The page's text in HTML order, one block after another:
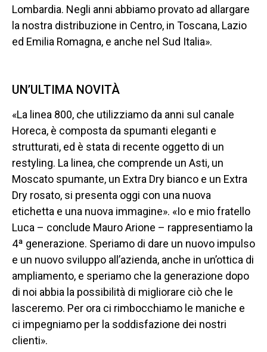
Lombardia. Negli anni abbiamo provato ad allargare
la nostra distribuzione in Centro, in Toscana, Lazio
ed Emilia Romagna, e anche nel Sud Italia».
UN’ULTIMA NOVITÀ
«La linea 800, che utilizziamo da anni sul canale
Horeca, è composta da spumanti eleganti e
strutturati, ed è stata di recente oggetto di un
restyling. La linea, che comprende un Asti, un
Moscato spumante, un Extra Dry bianco e un Extra
Dry rosato, si presenta oggi con una nuova
etichetta e una nuova immagine». «Io e mio fratello
Luca – conclude Mauro Arione – rappresentiamo la
4ª generazione. Speriamo di dare un nuovo impulso
e un nuovo sviluppo all’azienda, anche in un’ottica di
ampliamento, e speriamo che la generazione dopo
di noi abbia la possibilità di migliorare ciò che le
lasceremo. Per ora ci rimbocchiamo le maniche e
ci impegniamo per la soddisfazione dei nostri
clienti».